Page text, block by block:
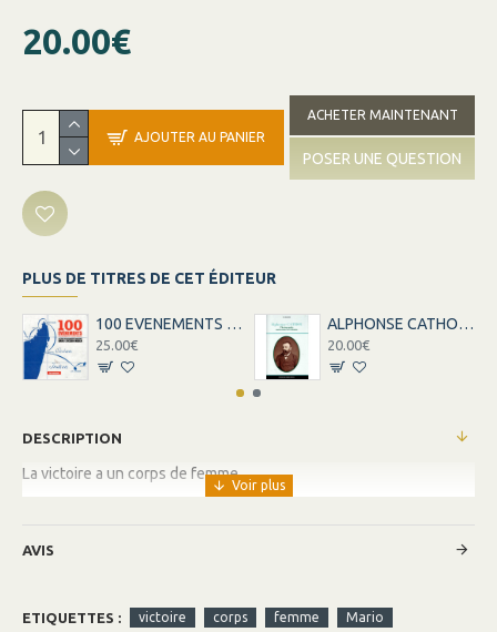
20.00€
AJOUTER AU PANIER
ACHETER MAINTENANT
POSER UNE QUESTION
PLUS DE TITRES DE CET ÉDITEUR
100 EVENEMENTS DE LA LIGNE LA REUNION-MARSEILLE
25.00€
ALPHONSE CATHOU PHOTOGRAPHE - ANCIEN ESCLAVE DE LA REUNION
20.00€
DESCRIPTION
La victoire a un corps de femme
AVIS
ETIQUETTES : victoire corps femme Mario